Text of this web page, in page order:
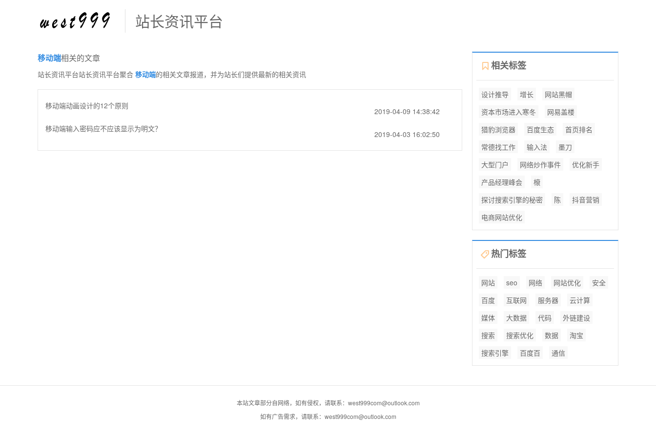
站长资讯平台
移动端相关的文章
站长资讯平台站长资讯平台聚合 移动端的相关文章报道，并为站长们提供最新的相关资讯
移动端动画设计的12个原则
2019-04-09 14:38:42
移动端输入密码应不应该显示为明文？
2019-04-03 16:02:50
相关标签
设计推导 增长
网站黑帽
资本市场进入寒冬
网易盖楼
猎豹浏览器
百度生态
首页排名
常德找工作
输入法
墨刀
大型门户
网络炒作事件
优化新手
产品经理峰会
榱
探讨搜索引擎的秘密
陈
抖音营销
电商网站优化
热门标签
网站 seo 网络 网站优化
安全
百度
互联网 服务器
云计算
媒体
大数据 代码
外链建设
搜索
搜索优化 数据
淘宝
搜索引擎
百度百 通信
本站文章部分自网络，如有侵权，请联系：west999com@outlook.com
如有广告需求，请联系：west999com@outlook.com